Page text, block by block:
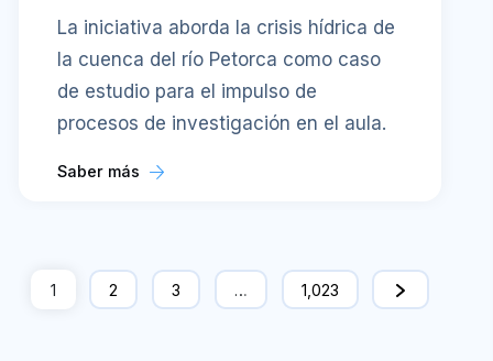
La iniciativa aborda la crisis hídrica de
la cuenca del río Petorca como caso
de estudio para el impulso de
procesos de investigación en el aula.
Saber más
1 2 3 … 1,023